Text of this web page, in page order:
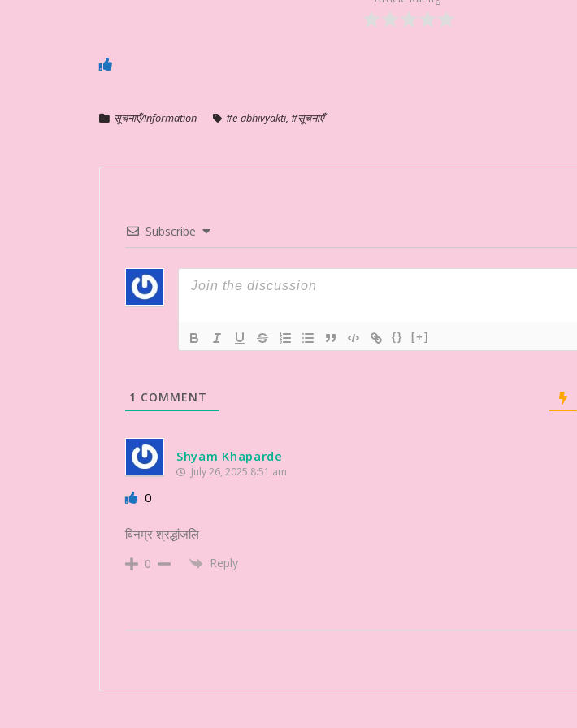
सूचनाएँ/Information #e-abhivyakti, #सूचनाएँ
Subscribe
{} [+]
1 COMMENT
Shyam Khaparde
July 26, 2025 8:51 am
0
विनम्र श्रद्धांजलि
0 Reply